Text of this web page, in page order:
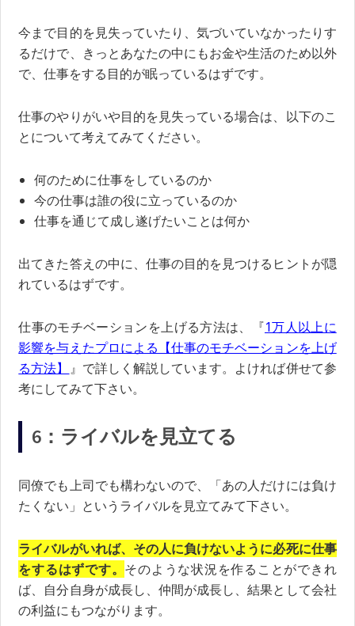
今まで目的を見失っていたり、気づいていなかったりす
るだけで、きっとあなたの中にもお金や生活のため以外
で、仕事をする目的が眠っているはずです。
仕事のやりがいや目的を見失っている場合は、以下のこ
とについて考えてみてください。
何のために仕事をしているのか
今の仕事は誰の役に立っているのか
仕事を通じて成し遂げたいことは何か
出てきた答えの中に、仕事の目的を見つけるヒントが隠
れているはずです。
仕事のモチベーションを上げる方法は、『1万人以上に
影響を与えたプロによる【仕事のモチベーションを上げ
る方法】 』で詳しく解説しています。よければ併せて参
考にしてみて下さい。
6：ライバルを見立てる
同僚でも上司でも構わないので、「あの人だけには負け
たくない」というライバルを見立てみて下さい。
ライバルがいれば、その人に負けないように必死に仕事
をするはずです。 そのような状況を作ることができれ
ば、自分自身が成長し、仲間が成長し、結果として会社
の利益にもつながります。